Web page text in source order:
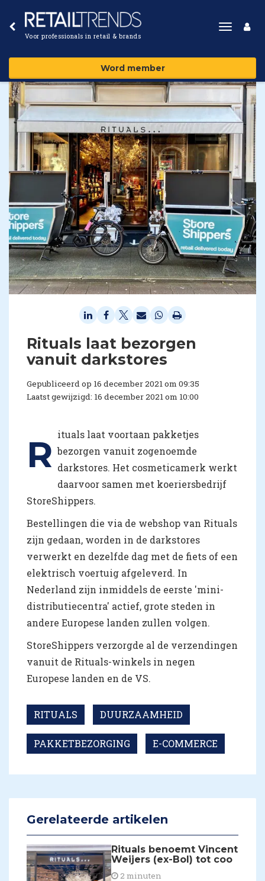
Voor professionals in retail & brands
Toggle
Word member
Rituals laat bezorgen
vanuit darkstores
Gepubliceerd op 16 december 2021 om 09:35
Laatst gewijzigd: 16 december 2021 om 10:00
R ituals laat voortaan pakketjes
bezorgen vanuit zogenoemde
darkstores. Het cosmeticamerk werkt
daarvoor samen met koeriersbedrijf
StoreShippers.
Bestellingen die via de webshop van Rituals
zijn gedaan, worden in de darkstores
verwerkt en dezelfde dag met de fiets of een
elektrisch voertuig afgeleverd. In
Nederland zijn inmiddels de eerste 'mini-
distributiecentra' actief, grote steden in
andere Europese landen zullen volgen.
StoreShippers verzorgde al de verzendingen
vanuit de Rituals-winkels in negen
Europese landen en de VS.
RITUALS DUURZAAMHEID
PAKKETBEZORGING E-COMMERCE
Gerelateerde artikelen
Rituals benoemt Vincent
Weijers (ex-Bol) tot coo
2 minuten